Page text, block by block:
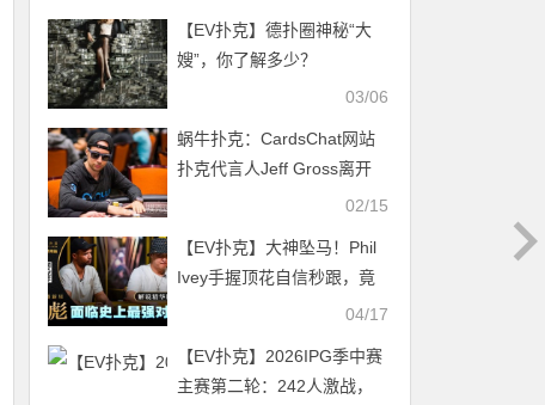
【EV扑克】德扑圈神秘“大
嫂”，你了解多少？
03/06
蜗牛扑克：CardsChat网站
扑克代言人Jeff Gross离开
02/15
【EV扑克】大神坠马！Phil
Ivey手握顶花自信秒跟，竟
惨落丁彪圈套，最终损失高
04/17
【EV扑克】2026IPG季中赛
主赛第二轮：242人激战，